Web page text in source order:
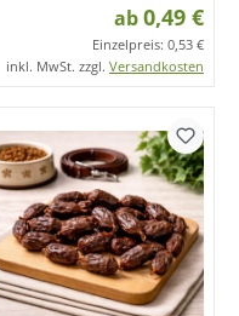
ab0,49 €
Einzelpreis: 0,53 €
inkl. MwSt. zzgl. Versandkosten